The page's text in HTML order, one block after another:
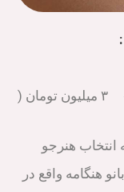
۳ میلیون تومان (
انتخاب هنرجو
هنگامه واقع در